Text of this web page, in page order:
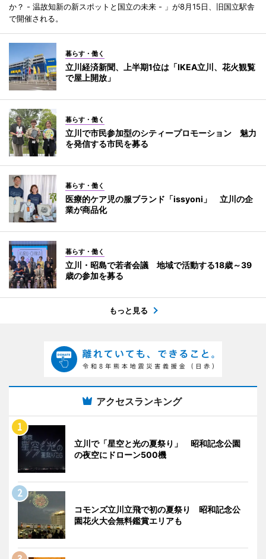
か？ - 温故知新の新スポットと国立の未来 - 」が8月15日、旧国立駅舎
で開催される。
暮らす・働く
立川経済新聞、上半期1位は「IKEA立川、花火観覧
で屋上開放」
暮らす・働く
立川で市民参加型のシティープロモーション 魅力
を発信する市民を募る
暮らす・働く
医療的ケア児の服ブランド「issyoni」 立川の企
業が商品化
暮らす・働く
立川・昭島で若者会議 地域で活動する18歳～39
歳の参加を募る
もっと見る
アクセスランキング
立川で「星空と光の夏祭り」 昭和記念公園
の夜空にドローン500機
コモンズ立川立飛で初の夏祭り 昭和記念公
園花火大会無料鑑賞エリアも